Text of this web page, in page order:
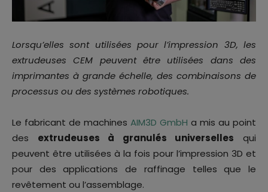
Lorsqu’elles sont utilisées pour l’impression 3D, les
extrudeuses CEM peuvent être utilisées dans des
imprimantes à grande échelle, des combinaisons de
processus ou des systèmes robotiques.
Le fabricant de machines AIM3D GmbH a mis au point
des extrudeuses à granulés universelles qui
peuvent être utilisées à la fois pour l’impression 3D et
pour des applications de raffinage telles que le
revêtement ou l’assemblage.